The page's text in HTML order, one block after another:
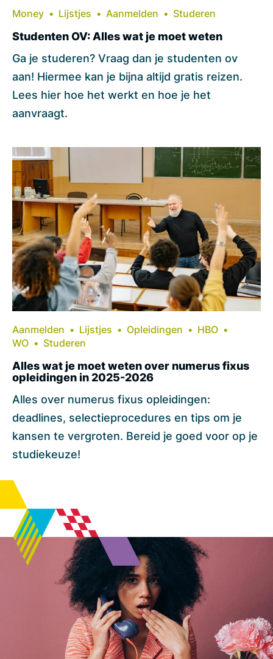
Money Lijstjes Aanmelden Studeren
Studenten OV: Alles wat je moet weten
Ga je studeren? Vraag dan je studenten ov
aan! Hiermee kan je bijna altijd gratis reizen.
Lees hier hoe het werkt en hoe je het
aanvraagt.
Aanmelden Lijstjes Opleidingen
HBO
WO
Studeren
Alles wat je moet weten over numerus fixus
opleidingen in 2025-2026
Alles over numerus fixus opleidingen:
deadlines, selectieprocedures en tips om je
kansen te vergroten. Bereid je goed voor op je
studiekeuze!